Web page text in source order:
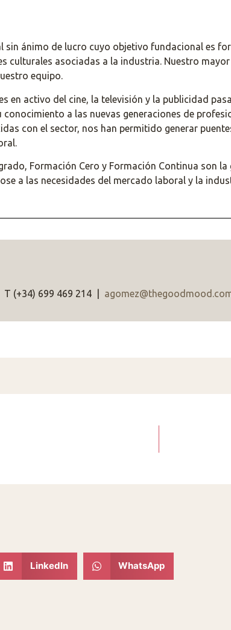
sin ánimo de lucro cuyo objetivo fundacional es
culturales asociadas a la industria. Nuestro
equipo.
en activo del cine, la televisión y la publicidad
a las nuevas generaciones de
con el sector, nos han permitido generar
Formación Cero y Formación Continua son
a las necesidades del mercado laboral y la
(+34) 699 469 214 |
LinkedIn WhatsApp